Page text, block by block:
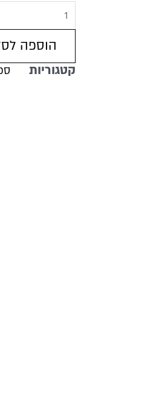
ספר
אשכנזי
ב"י
הוספה
קטגוריות